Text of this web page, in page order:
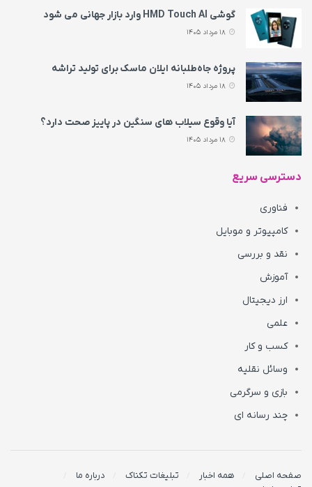
گوشی HMD Touch AI وارد بازار جهانی می‌ شود
پروژه جاه‌طلبانه ایلان ماسک برای تولید تراشه
آیا وقوع سیلاب های سنگین در پاییز صحت دارد؟
دسترسی سریع
فناوری
کامپیوتر و موبایل
نقد و بررسی
آموزش
ارز دیجیتال
علمی
کسب و کار
وسائل نقلیه
بازی و سرگرمی
چند رسانه ای
صفحه اصلی همه اخبار تبلیغات تکناک
درباره ما